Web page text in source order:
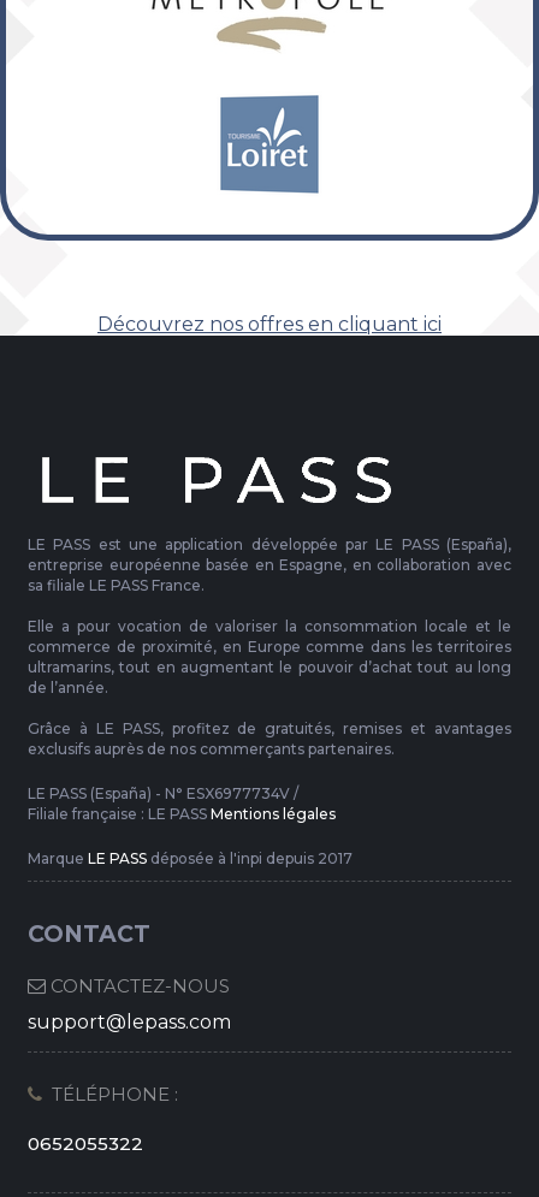
Découvrez nos offres en cliquant ici
LE PASS est une application développée par LE PASS (España),
entreprise européenne basée en Espagne, en collaboration avec
sa filiale LE PASS France.
Elle a pour vocation de valoriser la consommation locale et le
commerce de proximité, en Europe comme dans les territoires
ultramarins, tout en augmentant le pouvoir d’achat tout au long
de l’année.
Grâce à LE PASS, profitez de gratuités, remises et avantages
exclusifs auprès de nos commerçants partenaires.
LE PASS (España) - N° ESX6977734V /
Filiale française : LE PASS Mentions légales
Marque LE PASSdéposée à l'inpi depuis 2017
CONTACT
CONTACTEZ-NOUS
support@lepass.com
TÉLÉPHONE :
0652055322